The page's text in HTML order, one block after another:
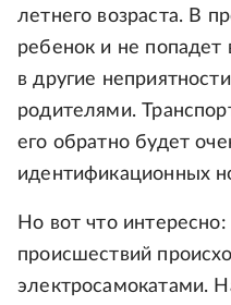
летнего возраста. В
ребенок и не
в другие
родителями.
его обратно будет
идентификационных
Но вот что
происшествий
электросамокатами.